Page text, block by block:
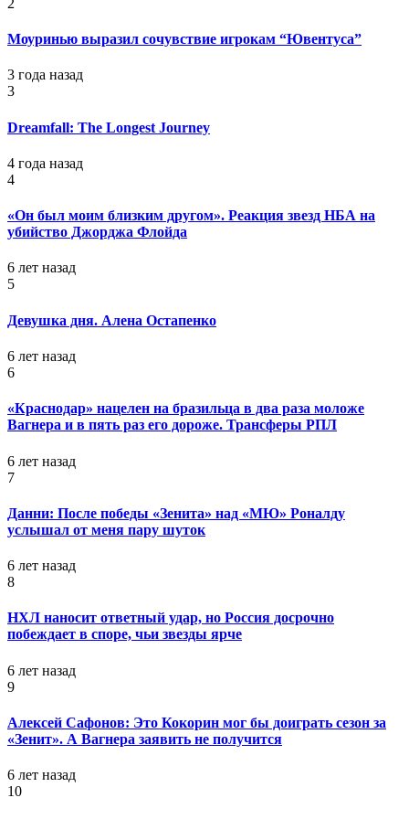
Моуринью выразил сочувствие игрокам “Ювентуса”
3 года назад
3
Dreamfall: The Longest Journey
4 года назад
4
«Он был моим близким другом». Реакция звезд НБА на
убийство Джорджа Флойда
6 лет назад
5
Девушка дня. Алена Остапенко
6 лет назад
6
«Краснодар» нацелен на бразильца в два раза моложе
Вагнера и в пять раз его дороже. Трансферы РПЛ
6 лет назад
7
Данни: После победы «Зенита» над «МЮ» Роналду
услышал от меня пару шуток
6 лет назад
8
НХЛ наносит ответный удар, но Россия досрочно
побеждает в споре, чьи звезды ярче
6 лет назад
9
Алексей Сафонов: Это Кокорин мог бы доиграть сезон за
«Зенит». А Вагнера заявить не получится
6 лет назад
10